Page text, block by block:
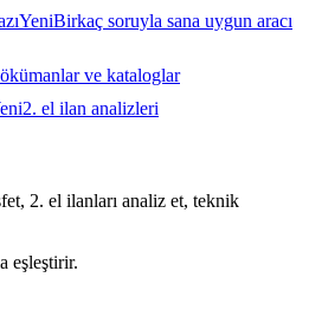
YeniBirkaç soruyla sana uygun aracı
ve kataloglar
2. el ilan analizleri
2. el ilanları analiz et, teknik
eşleştirir.